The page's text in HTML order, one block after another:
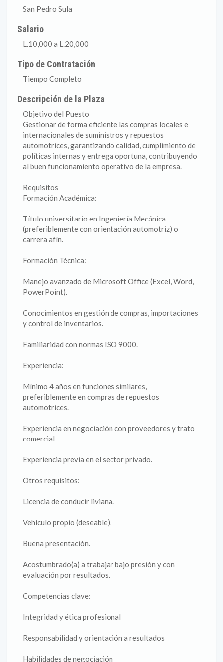
San Pedro Sula
Salario
L.10,000 a L.20,000
Tipo de Contratación
Tiempo Completo
Descripción de la Plaza
Objetivo del Puesto
Gestionar de forma eficiente las compras locales e
internacionales de suministros y repuestos
automotrices, garantizando calidad, cumplimiento de
políticas internas y entrega oportuna, contribuyendo
al buen funcionamiento operativo de la empresa.
Requisitos
Formación Académica:
Título universitario en Ingeniería Mecánica
(preferiblemente con orientación automotriz) o
carrera afín.
Formación Técnica:
Manejo avanzado de Microsoft Office (Excel, Word,
PowerPoint).
Conocimientos en gestión de compras, importaciones
y control de inventarios.
Familiaridad con normas ISO 9000.
Experiencia:
Mínimo 4 años en funciones similares,
preferiblemente en compras de repuestos
automotrices.
Experiencia en negociación con proveedores y trato
comercial.
Experiencia previa en el sector privado.
Otros requisitos:
Licencia de conducir liviana.
Vehículo propio (deseable).
Buena presentación.
Acostumbrado(a) a trabajar bajo presión y con
evaluación por resultados.
Competencias clave:
Integridad y ética profesional
Responsabilidad y orientación a resultados
Habilidades de negociación